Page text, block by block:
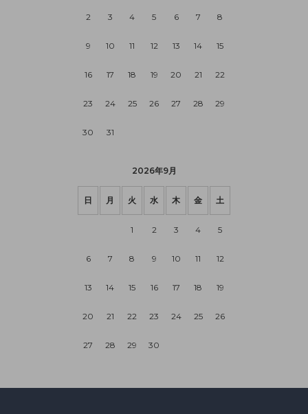
2 3 4 5 6 7 8
9 10 11 12 13 14 15
16 17 18 19 20 21 22
23 24 25 26 27 28 29
30 31
2026年9月
日 月 火 水 木 金 土
1 2 3 4 5
6 7 8 9 10 11 12
13 14 15 16 17 18 19
20 21 22 23 24 25 26
27 28 29 30